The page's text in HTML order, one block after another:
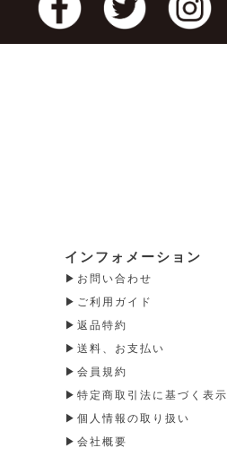
インフォメーション
お問い合わせ
ご利用ガイド
返品特約
送料、お支払い
会員規約
特定商取引法に基づく表示
個人情報の取り扱い
会社概要